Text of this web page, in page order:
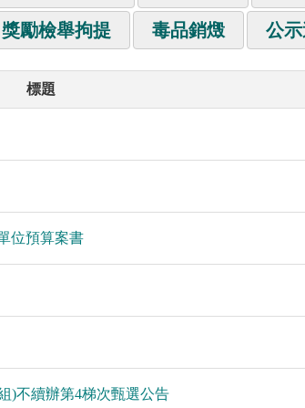
獎勵檢舉拘提 毒品銷燬 公
標題
位預算案書
)不續辦第4梯次甄選公告